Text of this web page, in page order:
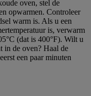
oven, stel de
opwarmen. Controleer
warm is. Als u een
is, verwarm
(dat is 400°F). Wilt u
in de oven? Haal de
een paar minuten